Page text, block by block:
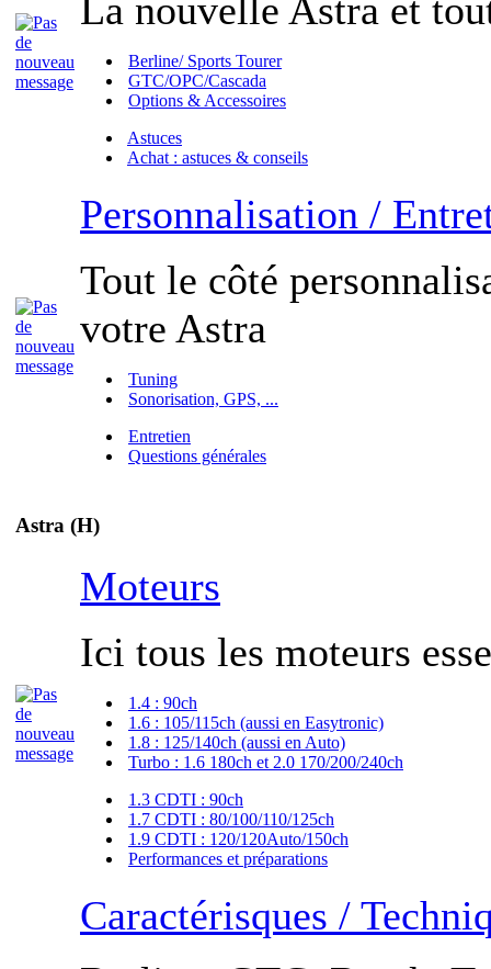
La nouvelle Astra et
Berline/ Sports Tourer
GTC/OPC/Cascada
Options & Accessoires
Astuces
Achat : astuces & conseils
Personnalisation /
Tout le côté
votre Astra
Tuning
Sonorisation, GPS, ...
Entretien
Questions générales
Astra (H)
Moteurs
Ici tous les moteurs
1.4 : 90ch
1.6 : 105/115ch (aussi en Easytronic)
1.8 : 125/140ch (aussi en Auto)
Turbo : 1.6 180ch et 2.0 170/200/240ch
1.3 CDTI : 90ch
1.7 CDTI : 80/100/110/125ch
1.9 CDTI : 120/120Auto/150ch
Performances et préparations
Caractérisques /